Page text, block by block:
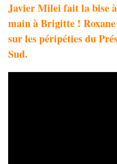
Javier Milei fait la bise
main à Brigitte !
sur les péripéties du
Sud.